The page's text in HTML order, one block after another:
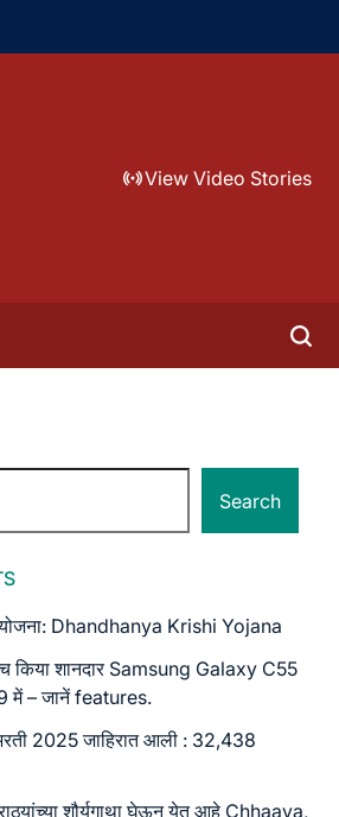
View Video Stories
Search
योजना: Dhandhanya Krishi Yojana
किया शानदार Samsung Galaxy C55
में – जानें features.
2025 जाहिरात आली : 32,438
शौर्यगाथा घेऊन येत आहे Chhaava,